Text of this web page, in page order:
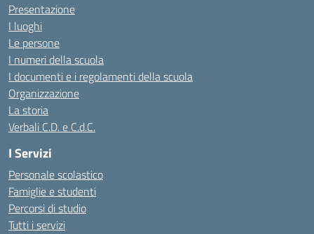
Presentazione
I luoghi
Le persone
I numeri della scuola
I documenti e i regolamenti della scuola
Organizzazione
La storia
Verbali C.D. e C.d.C.
I Servizi
Personale scolastico
Famiglie e studenti
Percorsi di studio
Tutti i servizi